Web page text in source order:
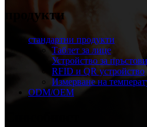
продукти
стандартни продукти
Таблет за лице
Устройство за
RFID и QR устройство
Измерване на
ODM/OEM